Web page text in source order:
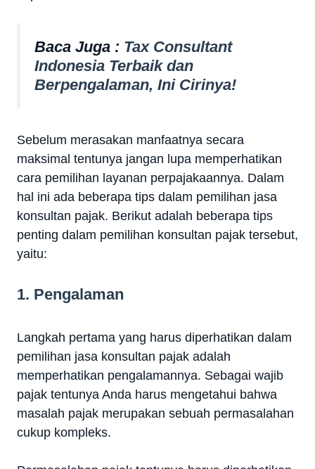
Baca Juga : Tax Consultant
Indonesia Terbaik dan
Berpengalaman, Ini Cirinya!
Sebelum merasakan manfaatnya secara
maksimal tentunya jangan lupa memperhatikan
cara pemilihan layanan perpajakaannya. Dalam
hal ini ada beberapa tips dalam pemilihan jasa
konsultan pajak. Berikut adalah beberapa tips
penting dalam pemilihan konsultan pajak tersebut,
yaitu:
1. Pengalaman
Langkah pertama yang harus diperhatikan dalam
pemilihan jasa konsultan pajak adalah
memperhatikan pengalamannya. Sebagai wajib
pajak tentunya Anda harus mengetahui bahwa
masalah pajak merupakan sebuah permasalahan
cukup kompleks.